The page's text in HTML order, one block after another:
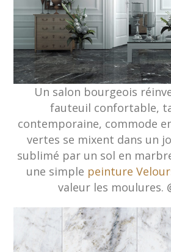
Un salon bourgeois
fauteuil confortable,
contemporaine, commode
vertes se mixent dans un
sublimé par un sol en
une simple peinture
valeur les moulures.